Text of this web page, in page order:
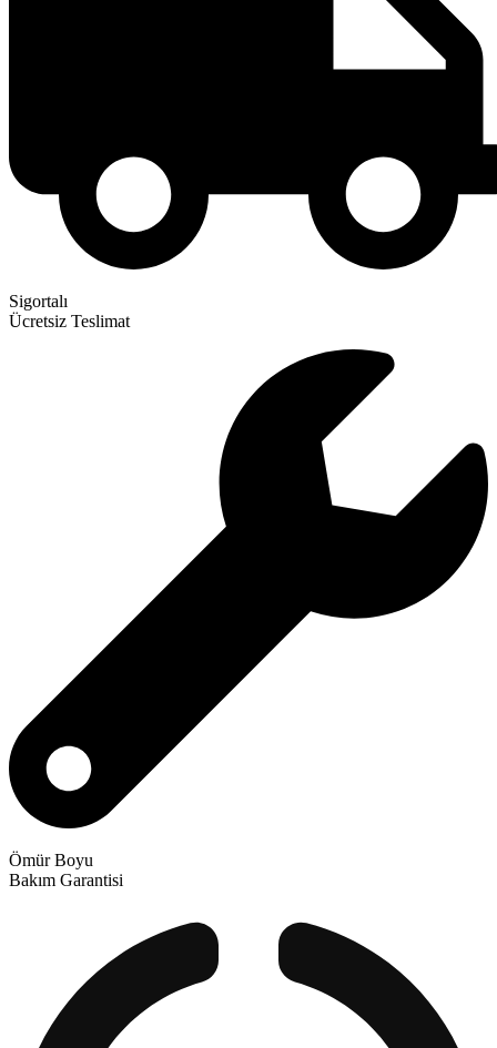
Sigortalı
Ücretsiz Teslimat
Ömür Boyu
Bakım Garantisi